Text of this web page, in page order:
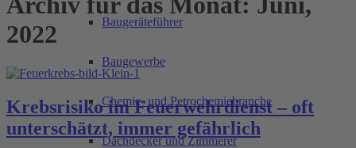
Baugeräteführer
Baugewerbe
Chemie- und Petrochemiebranche
Dachdecker und Zimmerer
2022
Krebsrisiko im Feuerwehrdienst – oft
unterschätzt, immer gefährlich